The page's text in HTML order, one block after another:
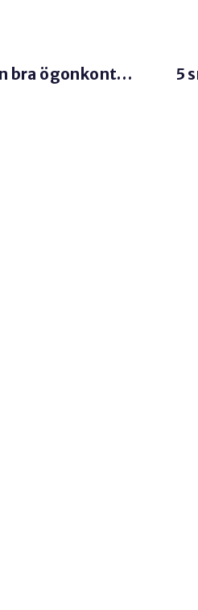
5 tips för en bra ögonkontakt 5